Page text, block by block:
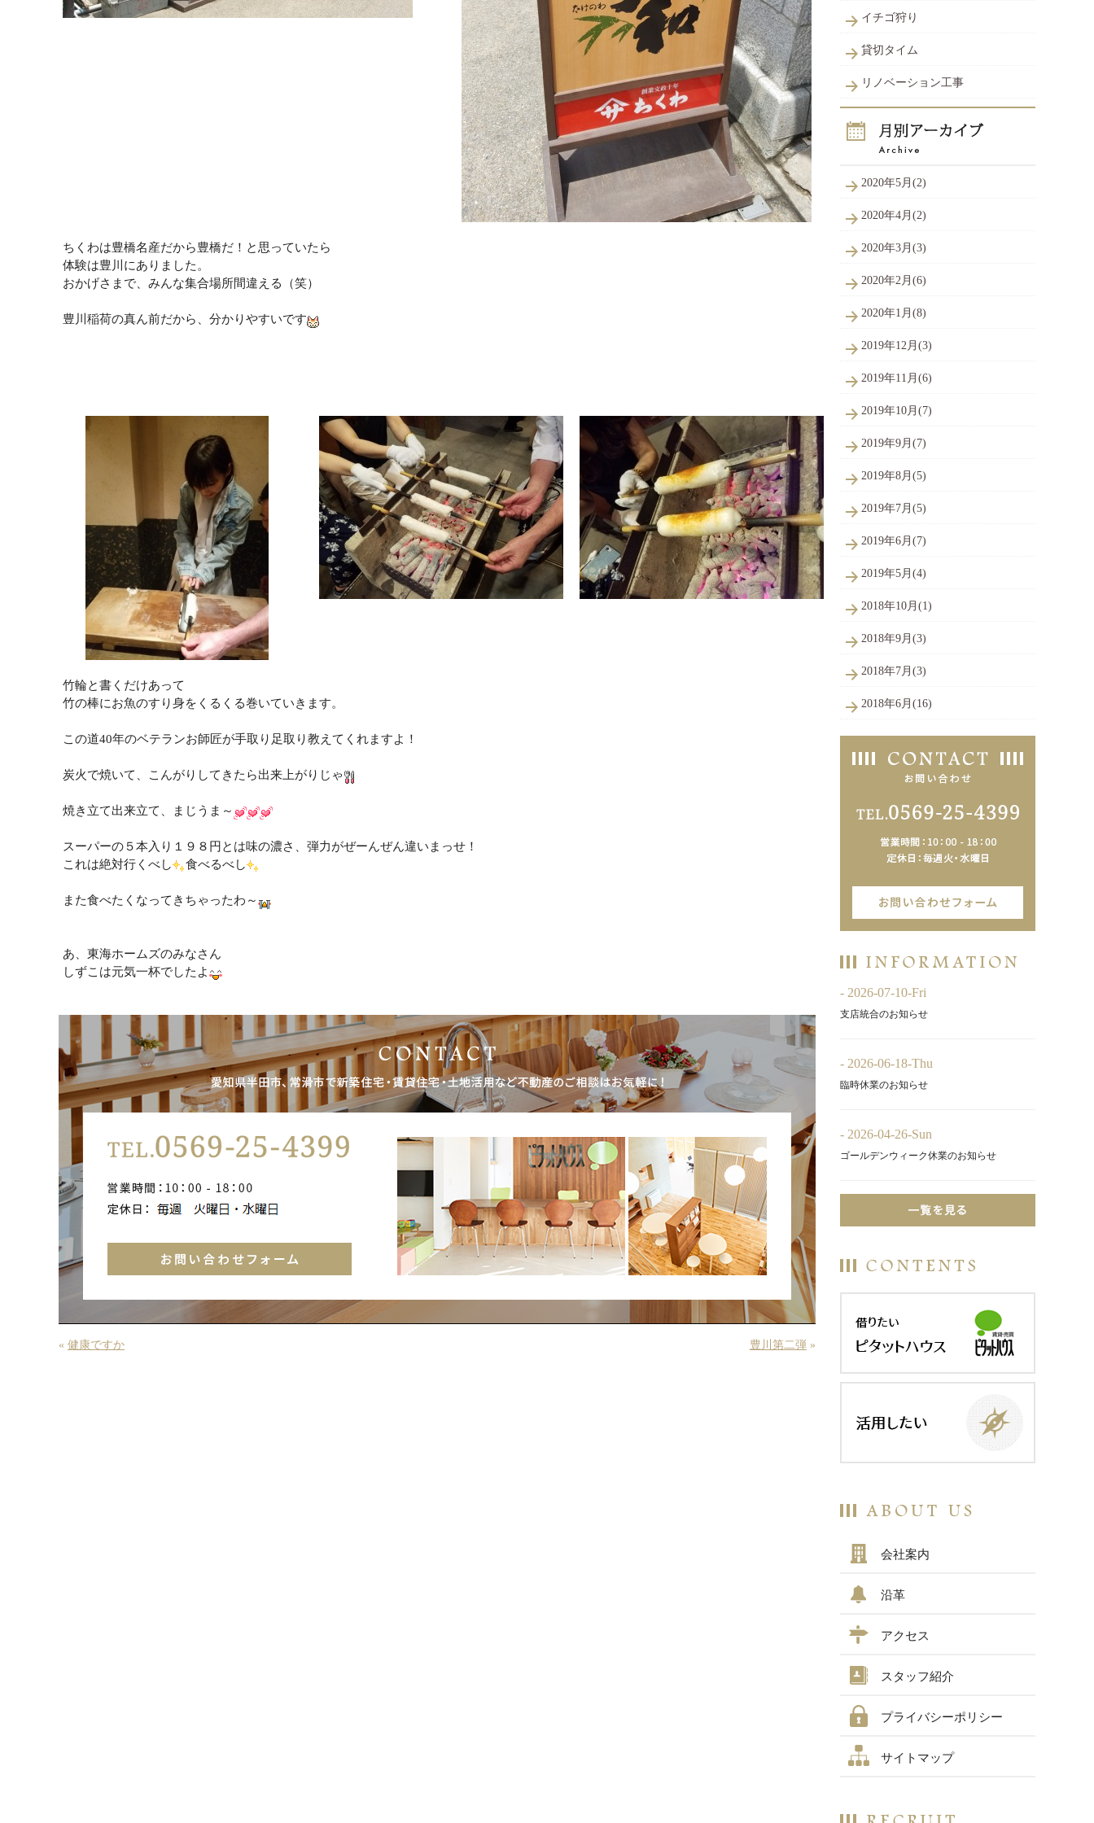
ちくわは豊橋名産だから豊橋だ！と思っていたら
体験は豊川にありました。
おかげさまで、みんな集合場所間違える（笑）
豊川稲荷の真ん前だから、分かりやすいです
竹輪と書くだけあって
竹の棒にお魚のすり身をくるくる巻いていきます。
この道40年のベテランお師匠が手取り足取り教えてくれますよ！
炭火で焼いて、こんがりしてきたら出来上がりじゃ
焼き立て出来立て、まじうま～
スーパーの５本入り１９８円とは味の濃さ、弾力がぜーんぜん違いまっせ！
これは絶対行くべし
食べるべし
また食べたくなってきちゃったわ～
あ、東海ホームズのみなさん
しずこは元気一杯でしたよ
« 健康ですか 豊川第二弾 »
イチゴ狩り
貸切タイム
リノベーション工事
2020年5月(2)
2020年4月(2)
2020年3月(3)
2020年2月(6)
2020年1月(8)
2019年12月(3)
2019年11月(6)
2019年10月(7)
2019年9月(7)
2019年8月(5)
2019年7月(5)
2019年6月(7)
2019年5月(4)
2018年10月(1)
2018年9月(3)
2018年7月(3)
2018年6月(16)
- 2026-07-10-Fri
支店統合のお知らせ
- 2026-06-18-Thu
臨時休業のお知らせ
- 2026-04-26-Sun
ゴールデンウィーク休業のお知らせ
会社案内
沿革
アクセス
スタッフ紹介
プライバシーポリシー
サイトマップ